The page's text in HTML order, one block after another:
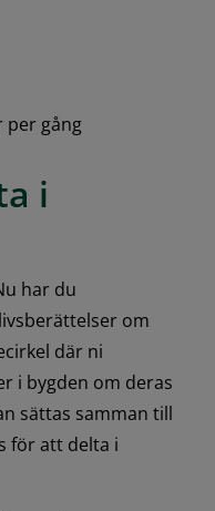
per gång
i
har du
om
där ni
i bygden om deras
sättas samman till
för att delta i